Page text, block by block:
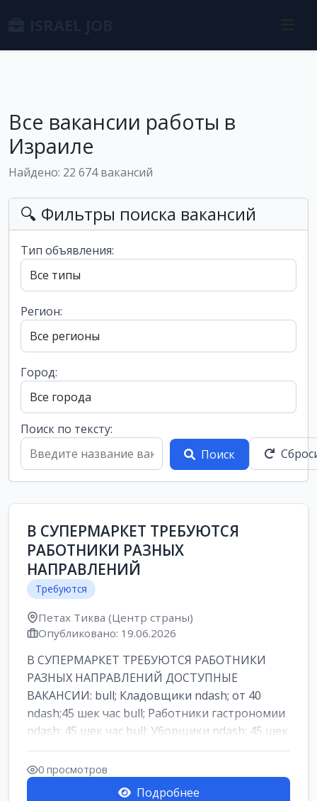
Все вакансии работы в
Израиле
Найдено: 22 674 вакансий
🔍 Фильтры поиска вакансий
Тип объявления:
Регион:
Город:
Поиск по тексту:
Поиск
В СУПЕРМАРКЕТ ТРЕБУЮТСЯ
РАБОТНИКИ РАЗНЫХ
НАПРАВЛЕНИЙ
Требуются
Петах Тиква (Центр страны)
Опубликовано: 19.06.2026
В СУПЕРМАРКЕТ ТРЕБУЮТСЯ РАБОТНИКИ
РАЗНЫХ НАПРАВЛЕНИЙ ДОСТУПНЫЕ
ВАКАНСИИ: bull; Кладовщики ndash; от 40
ndash;45 шек час bull; Работники гастрономии
ndash; 45 шек час bull; Уборщики ndash; 45 шек
час b...
0 просмотров
Подробнее